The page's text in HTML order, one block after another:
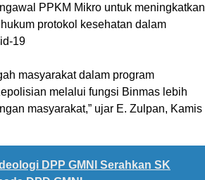
PPKM Mikro untuk meningkatkan
protokol kesehatan dalam
19
masyarakat dalam program
melalui fungsi Binmas lebih
masyarakat,” ujar E. Zulpan, Kamis
DPP GMNI Serahkan SK